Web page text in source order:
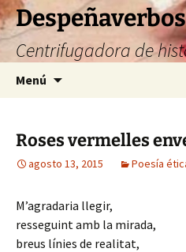
Saltar
al
contenido
Despeñaverbos
Centrifugadora de
Menú
Roses vermelles
agosto 13, 2015 Poesía
M’agradaria llegir,
resseguint amb la mirada,
breus línies de realitat,